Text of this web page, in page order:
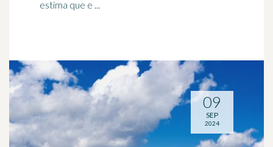
estima que e ...
09
SEP
2024